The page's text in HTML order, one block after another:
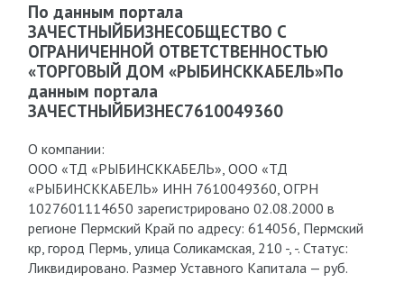
По данным портала
ЗАЧЕСТНЫЙБИЗНЕСОБЩЕСТВО С
ОГРАНИЧЕННОЙ ОТВЕТСТВЕННОСТЬЮ
«ТОРГОВЫЙ ДОМ «РЫБИНСККАБЕЛЬ»По
данным портала
ЗАЧЕСТНЫЙБИЗНЕС7610049360
О компании:
ООО «ТД «РЫБИНСККАБЕЛЬ», ООО «ТД
«РЫБИНСККАБЕЛЬ» ИНН 7610049360, ОГРН
1027601114650 зарегистрировано 02.08.2000 в
регионе Пермский Край по адресу: 614056, Пермский
кр, город Пермь, улица Соликамская, 210 -, -. Статус:
Ликвидировано. Размер Уставного Капитала — руб.